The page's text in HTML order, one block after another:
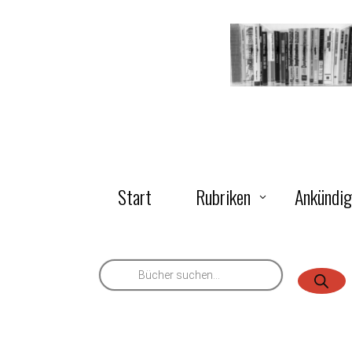
Start Rubriken
Products
search